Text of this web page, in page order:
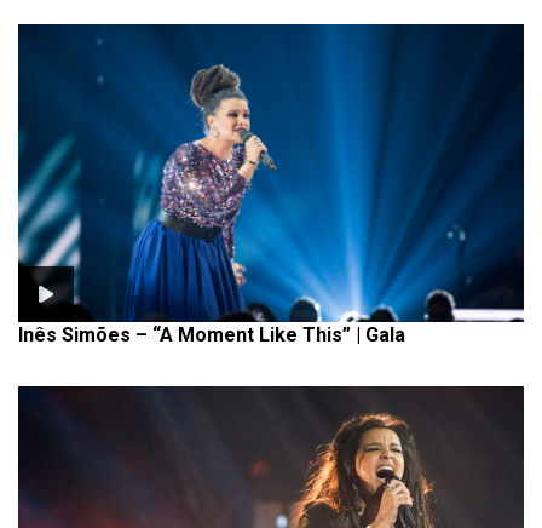
Inês Simões – “A Moment Like This” | Gala